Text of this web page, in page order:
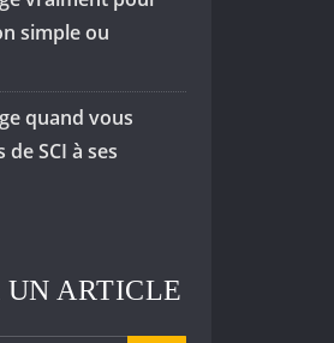
simple ou
quand vous
SCI à ses
UN ARTICLE